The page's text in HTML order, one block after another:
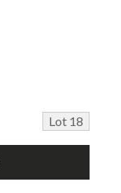
Lot 18